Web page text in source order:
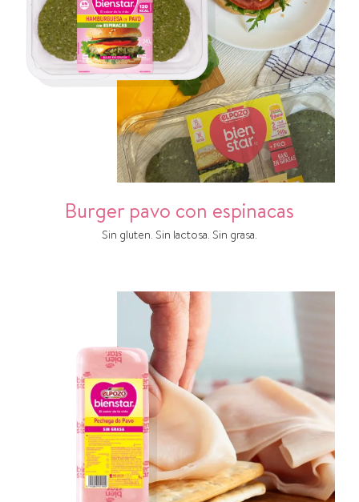
Burger pavo con espinacas
Sin gluten. Sin lactosa. Sin grasa.